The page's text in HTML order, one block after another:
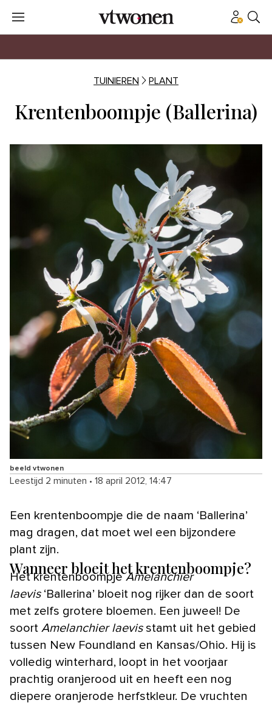
TUINIEREN PLANT
Krentenboompje (Ballerina)
beeld vtwonen
Leestijd 2 minuten • 18 april 2012, 14:47
Een krentenboompje die de naam ‘Ballerina’
mag dragen, dat moet wel een bijzondere
plant zijn.
Wanneer bloeit het krentenboompje?
Het krentenboompjeAmelanchier
laevis ‘Ballerina’ bloeit nog rijker dan de soort
met zelfs grotere bloemen. Een juweel! De
soort Amelanchier laevisstamt uit het gebied
tussen New Foundland en Kansas/Ohio. Hij is
volledig winterhard, loopt in het voorjaar
prachtig oranjerood uit en heeft een nog
diepere oranjerode herfstkleur. De vruchten